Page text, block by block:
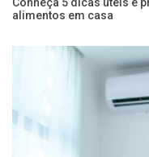
alimentos em casa